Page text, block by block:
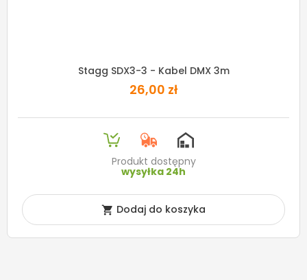
Stagg SDX3-3 - Kabel DMX 3m
26,00 zł
Produkt dostępny
wysyłka 24h
 Dodaj do koszyka